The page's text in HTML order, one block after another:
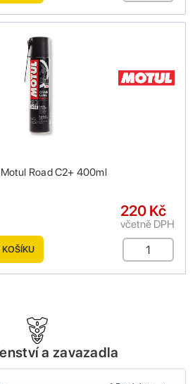
Road C2+ 400ml
220 Kč
včetně DPH
KOŠÍKU
a zavazadla